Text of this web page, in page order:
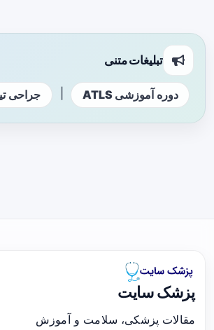
تبلیغات متنی
دوره آموزشی ATLS جراحی
پزشک سایت
مقالات پزشکی، سلامت و آموزش